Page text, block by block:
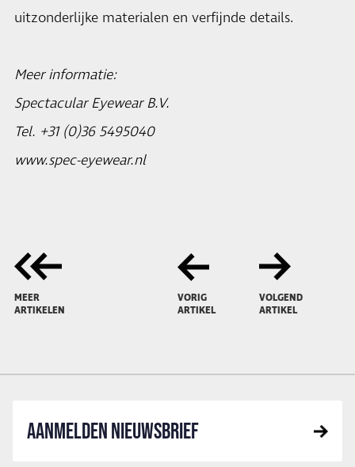
uitzonderlijke materialen en verfijnde details.
Meer informatie:
Spectacular Eyewear B.V.
Tel. +31 (0)36 5495040
www.spec-eyewear.nl
MEER
ARTIKELEN
VORIG
ARTIKEL
VOLGEND
ARTIKEL
AANMELDEN NIEUWSBRIEF